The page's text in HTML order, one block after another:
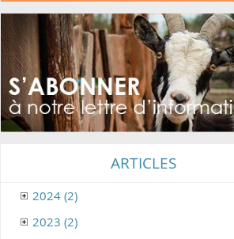
ARTICLES
2024 (2)
2023 (2)